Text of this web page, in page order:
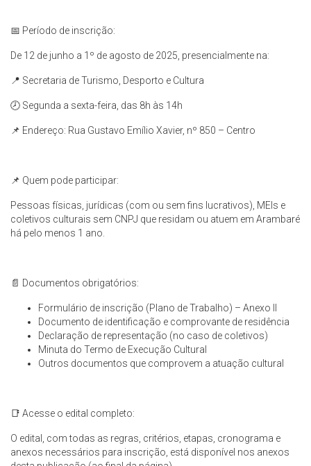
📅 Período de inscrição:
De 12 de junho a 1º de agosto de 2025, presencialmente na:
📍 Secretaria de Turismo, Desporto e Cultura
🕗 Segunda a sexta-feira, das 8h às 14h
📌 Endereço: Rua Gustavo Emílio Xavier, nº 850 – Centro
📌 Quem pode participar:
Pessoas físicas, jurídicas (com ou sem fins lucrativos), MEIs e
coletivos culturais sem CNPJ que residam ou atuem em Arambaré
há pelo menos 1 ano.
📄 Documentos obrigatórios:
Formulário de inscrição (Plano de Trabalho) – Anexo II
Documento de identificação e comprovante de residência
Declaração de representação (no caso de coletivos)
Minuta do Termo de Execução Cultural
Outros documentos que comprovem a atuação cultural
📑 Acesse o edital completo:
O edital, com todas as regras, critérios, etapas, cronograma e
anexos necessários para inscrição, está disponível nos anexos